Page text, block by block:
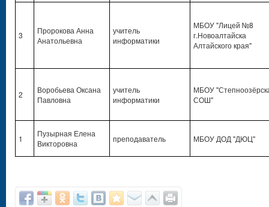
3
Пророкова Анна
Анатольевна
учитель
информатики
МБОУ "Лицей №8
г.Новоалтайска
Алтайского края"
2
Воробьева Оксана
Павловна
учитель
информатики
МБОУ
СОШ"
1
Пузырная Елена
Викторовна
преподаватель МБОУ ДОД "ДЮЦ"